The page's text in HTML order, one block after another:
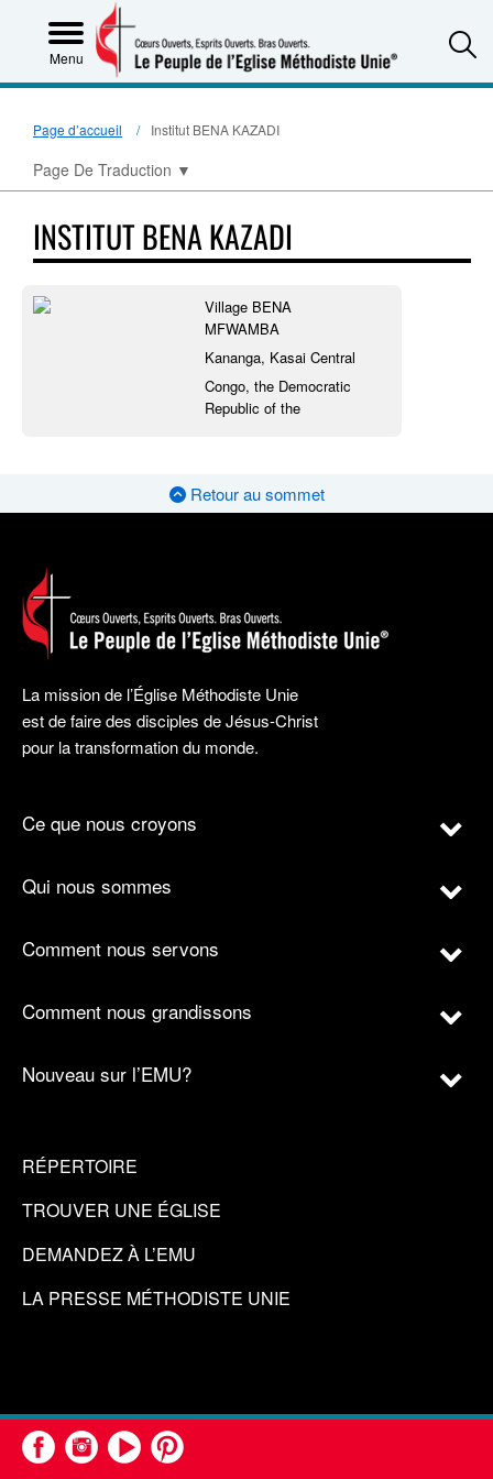
Menu
Page d’accueil Institut BENA KAZADI
Page De Traduction ▼
INSTITUT BENA KAZADI
Village BENA
MFWAMBA
Kananga, Kasai Central
Congo, the Democratic
Republic of the
Retour au sommet
La mission de l’Église Méthodiste Unie
est de faire des disciples de Jésus-Christ
pour la transformation du monde.
Ce que nous croyons
Qui nous sommes
Comment nous servons
Comment nous grandissons
Nouveau sur l’EMU?
RÉPERTOIRE
TROUVER UNE ÉGLISE
DEMANDEZ À L’EMU
LA PRESSE MÉTHODISTE UNIE